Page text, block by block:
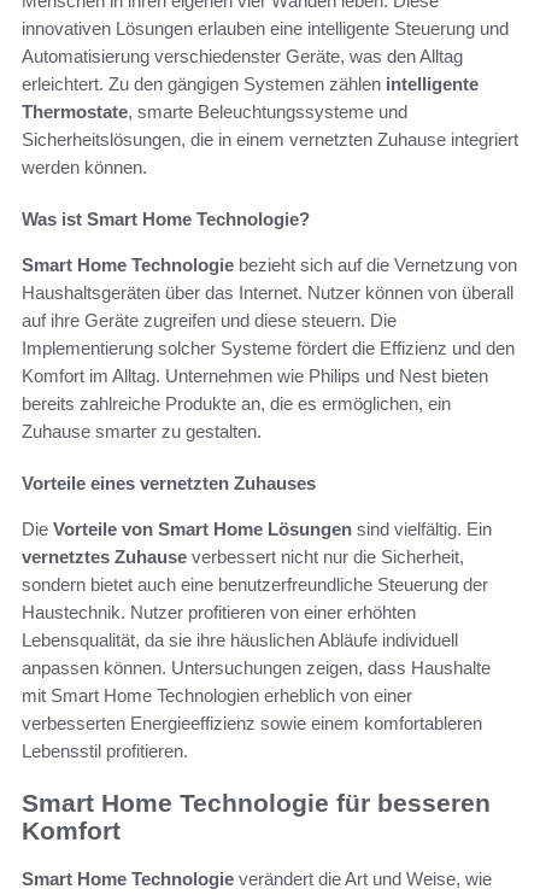
innovativen Lösungen erlauben eine intelligente Steuerung und
Automatisierung verschiedenster Geräte, was den Alltag
erleichtert. Zu den gängigen Systemen zählen intelligente
Thermostate, smarte Beleuchtungssysteme und
Sicherheitslösungen, die in einem vernetzten Zuhause integriert
werden können.
Was ist Smart Home Technologie?
Smart Home Technologie bezieht sich auf die Vernetzung von
Haushaltsgeräten über das Internet. Nutzer können von überall
auf ihre Geräte zugreifen und diese steuern. Die
Implementierung solcher Systeme fördert die Effizienz und den
Komfort im Alltag. Unternehmen wie Philips und Nest bieten
bereits zahlreiche Produkte an, die es ermöglichen, ein
Zuhause smarter zu gestalten.
Vorteile eines vernetzten Zuhauses
Die Vorteile von Smart Home Lösungen sind vielfältig. Ein
vernetztes Zuhause verbessert nicht nur die Sicherheit,
sondern bietet auch eine benutzerfreundliche Steuerung der
Haustechnik. Nutzer profitieren von einer erhöhten
Lebensqualität, da sie ihre häuslichen Abläufe individuell
anpassen können. Untersuchungen zeigen, dass Haushalte
mit Smart Home Technologien erheblich von einer
verbesserten Energieeffizienz sowie einem komfortableren
Lebensstil profitieren.
Smart Home Technologie für besseren
Komfort
Smart Home Technologie verändert die Art und Weise, wie